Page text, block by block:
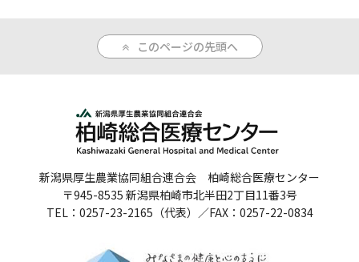
入院のご案内
医療関係者の方へ
病院誌
このページの先頭へ
新潟県厚生農業協同組合連合会 柏崎総合医療センター
〒945-8535 新潟県柏崎市北半田2丁目11番3号
TEL：0257-23-2165（代表）／FAX：0257-22-0834